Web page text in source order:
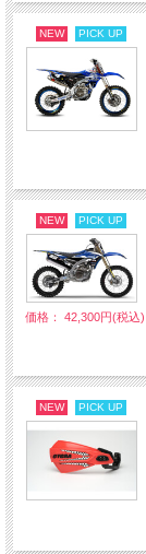
NEW PICK UP
NEW PICK UP
価格： 42,300円(税込)
NEW PICK UP